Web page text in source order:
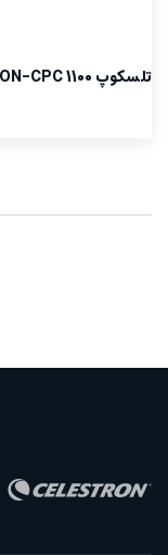
تلسکوپ CELESTRON-CPC 1100